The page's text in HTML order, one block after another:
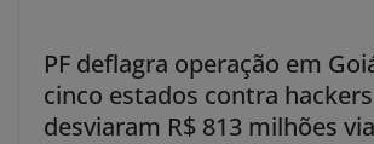
PF deflagra operação em
cinco estados contra
desviaram R$ 813 milhões